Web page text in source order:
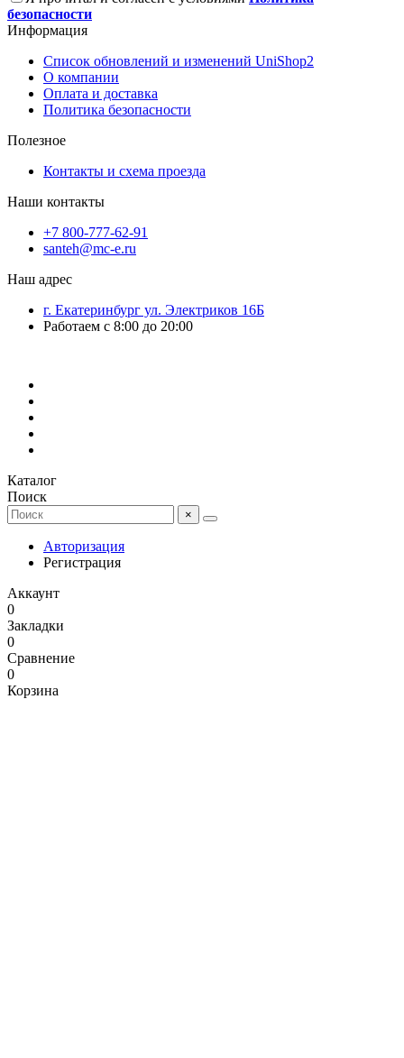
безопасности
Информация
Список обновлений и изменений UniShop2
О компании
Оплата и доставка
Политика безопасности
Полезное
Контакты и схема проезда
Наши контакты
+7 800-777-62-91
santeh@mc-e.ru
Наш адрес
г. Екатеринбург ул. Электриков 16Б
Работаем с 8:00 до 20:00
Каталог
Поиск
×
Авторизация
Регистрация
Аккаунт
0
Закладки
0
Сравнение
0
Корзина